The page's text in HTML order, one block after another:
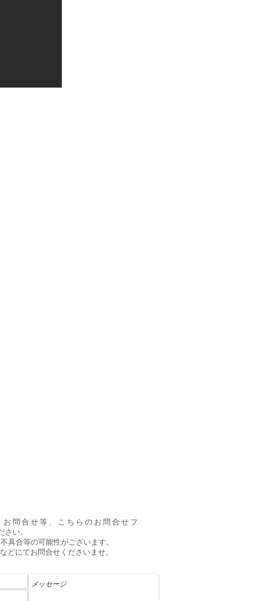
問合せ等、こちらのお問合せフ
い。
具合等の可能性がございます。
どにてお問合せくださいませ。